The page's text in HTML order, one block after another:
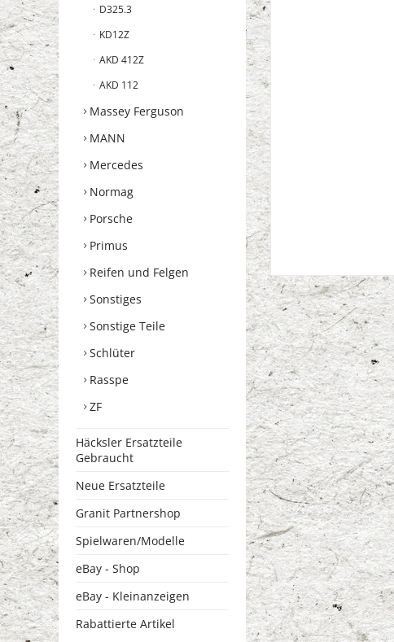
D325.3
KD12Z
AKD 412Z
AKD 112
Massey Ferguson
MANN
Mercedes
Normag
Porsche
Primus
Reifen und Felgen
Sonstiges
Sonstige Teile
Schlüter
Rasspe
ZF
Häcksler Ersatzteile
Gebraucht
Neue Ersatzteile
Granit Partnershop
Spielwaren/Modelle
eBay - Shop
eBay - Kleinanzeigen
Rabattierte Artikel